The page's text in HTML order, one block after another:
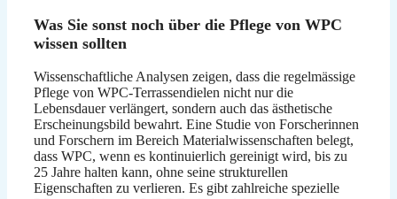
Was Sie sonst noch über die Pflege von WPC
wissen sollten
Wissenschaftliche Analysen zeigen, dass die regelmässige
Pflege von WPC-Terrassendielen nicht nur die
Lebensdauer verlängert, sondern auch das ästhetische
Erscheinungsbild bewahrt. Eine Studie von Forscherinnen
und Forschern im Bereich Materialwissenschaften belegt,
dass WPC, wenn es kontinuierlich gereinigt wird, bis zu
25 Jahre halten kann, ohne seine strukturellen
Eigenschaften zu verlieren. Es gibt zahlreiche spezielle